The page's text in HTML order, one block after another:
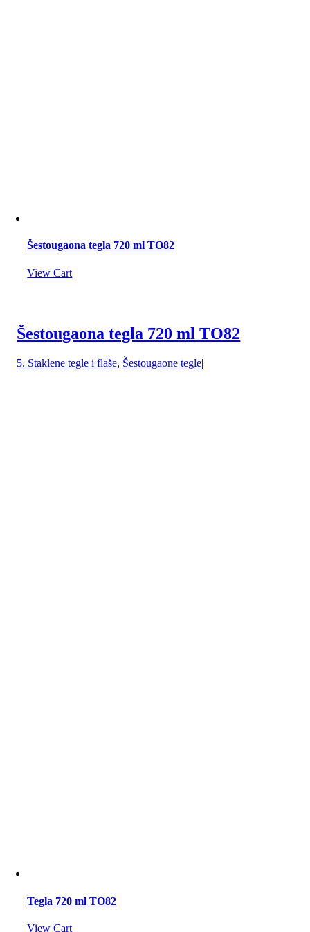
Šestougaona tegla 720 ml TO82
View Cart
Šestougaona tegla 720 ml TO82
5. Staklene tegle i flaše, Šestougaone tegle|
Tegla 720 ml TO82
View Cart